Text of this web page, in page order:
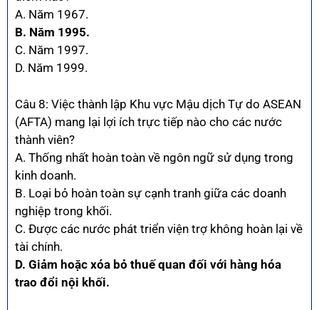
A. Năm 1967.
B. Năm 1995.
C. Năm 1997.
D. Năm 1999.
Câu 8: Việc thành lập Khu vực Mậu dịch Tự do ASEAN
(AFTA) mang lại lợi ích trực tiếp nào cho các nước
thành viên?
A. Thống nhất hoàn toàn về ngôn ngữ sử dụng trong
kinh doanh.
B. Loại bỏ hoàn toàn sự cạnh tranh giữa các doanh
nghiệp trong khối.
C. Được các nước phát triển viện trợ không hoàn lại về
tài chính.
D. Giảm hoặc xóa bỏ thuế quan đối với hàng hóa
trao đổi nội khối.